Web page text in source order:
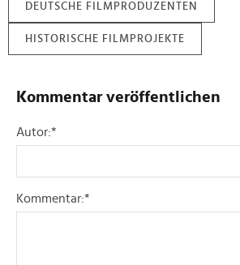
DEUTSCHE FILMPRODUZENTEN
HISTORISCHE FILMPROJEKTE
Kommentar veröffentlichen
Autor:*
Kommentar:*